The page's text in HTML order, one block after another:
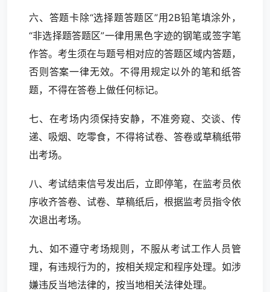
六、答题卡除“选择题答题区”用2B铅笔填涂外，
“非选择题答题区”一律用黑色字迹的钢笔或签字笔
作答。考生须在与题号相对应的答题区域内答题，
否则答案一律无效。不得用规定以外的笔和纸答
题，不得在答卷上做任何标记。
七、在考场内须保持安静，不准旁窥、交谈、传
递、吸烟、吃零食，不得将试卷、答卷或草稿纸带
出考场。
八、考试结束信号发出后，立即停笔，在监考员依
序收齐答卷、试卷、草稿纸后，根据监考员指令依
次退出考场。
九、如不遵守考场规则，不服从考试工作人员管
理，有违规行为的，按相关规定和程序处理。如涉
嫌违反当地法律的，按当地相关法律处理。